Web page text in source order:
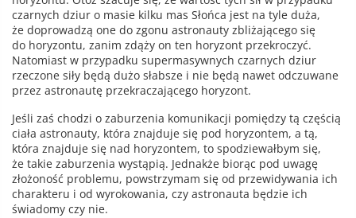
czarnych dziur o masie kilku mas Słońca jest na tyle duża,
że doprowadzą one do zgonu astronauty zbliżającego się
do horyzontu, zanim zdąży on ten horyzont przekroczyć.
Natomiast w przypadku supermasywnych czarnych dziur
rzeczone siły będą dużo słabsze i nie będą nawet odczuwane
przez astronautę przekraczającego horyzont.
Jeśli zaś chodzi o zaburzenia komunikacji pomiędzy tą częścią
ciała astronauty, która znajduje się pod horyzontem, a tą,
która znajduje się nad horyzontem, to spodziewałbym się,
że takie zaburzenia wystąpią. Jednakże biorąc pod uwagę
złożoność problemu, powstrzymam się od przewidywania ich
charakteru i od wyrokowania, czy astronauta będzie ich
świadomy czy nie.